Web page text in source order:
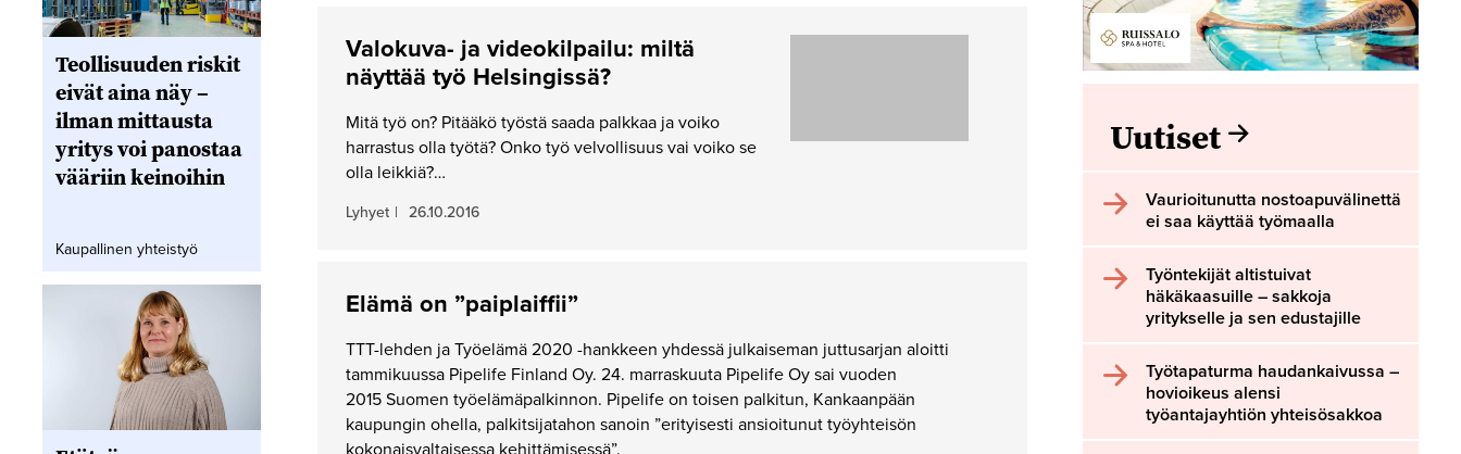
Valokuva- ja videokilpailu: miltä
näyttää työ Helsingissä?
Mitä työ on? Pitääkö työstä saada palkkaa ja voiko
harrastus olla työtä? Onko työ velvollisuus vai voiko se
olla leikkiä?…
Lyhyet | 26.10.2016
Elämä on ”paiplaiffii”
TTT-lehden ja Työelämä 2020 -hankkeen yhdessä julkaiseman juttusarjan aloitti
tammikuussa Pipelife Finland Oy. 24. marraskuuta Pipelife Oy sai vuoden
2015 Suomen työelämäpalkinnon. Pipelife on toisen palkitun, Kankaanpään
kaupungin ohella, palkitsijatahon sanoin ”erityisesti ansioitunut työyhteisön
kokonaisvaltaisessa kehittämisessä”.
Teollisuuden riskit
eivät aina näy –
ilman mittausta
yritys voi panostaa
vääriin keinoihin
Kaupallinen yhteistyö
Uutiset
Vaurioitunutta nostoapuvälinettä
ei saa käyttää työmaalla
Työntekijät altistuivat
häkäkaasuille – sakkoja
yritykselle ja sen edustajille
Työtapaturma haudankaivussa –
hovioikeus alensi
työantajayhtiön yhteisösakkoa